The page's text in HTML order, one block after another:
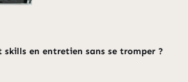
skills en entretien sans se tromper ?